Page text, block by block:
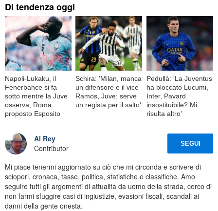
Di tendenza oggi
Napoli-Lukaku, il
Fenerbahce si fa
sotto mentre la Juve
osserva, Roma:
proposto Esposito
Schira: 'Milan, manca
un difensore e il vice
Ramos, Juve: serve
un regista per il salto'
Pedullà: 'La Juventus
ha bloccato Lucumi,
Inter, Pavard
insostituibile? Mi
risulta altro'
Al Rey
Contributor
SEGUI
Mi piace tenermi aggiornato su ciò che mi circonda e scrivere di
scioperi, cronaca, tasse, politica, statistiche e classifiche. Amo
seguire tutti gli argomenti di attualità da uomo della strada, cerco di
non farmi sfuggire casi di ingiustizie, evasioni fiscali, scandali ai
danni della gente onesta.